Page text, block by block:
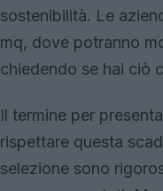
sostenibilità. Le
mq, dove potranno
chiedendo se hai ciò
Il termine per
rispettare questa
selezione sono